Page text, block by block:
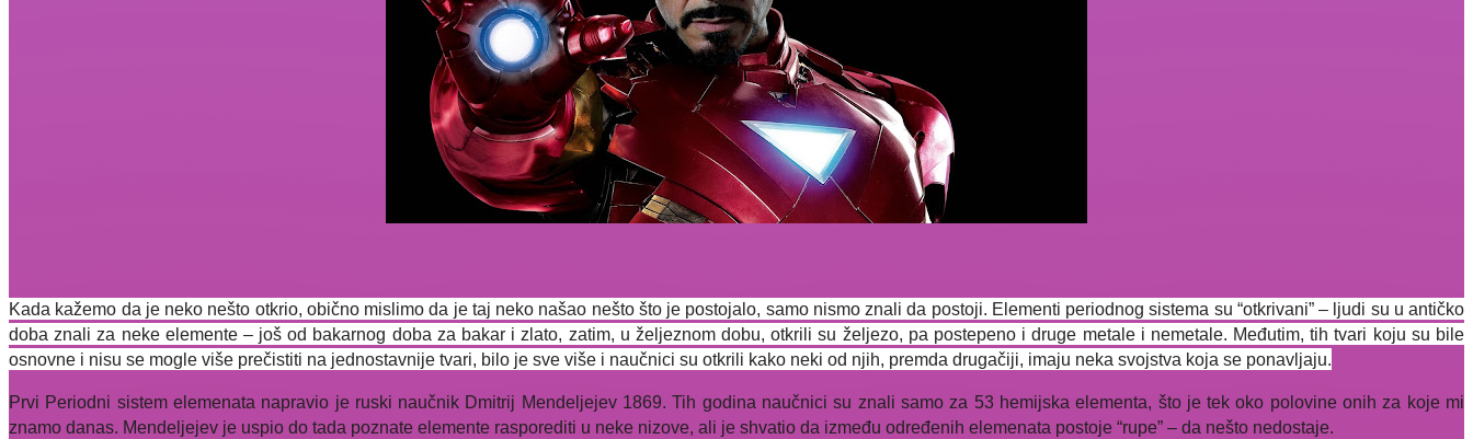
Kada kažemo da je neko nešto otkrio, obično mislimo da je taj neko našao nešto što je postojalo, samo nismo znali da postoji. Elementi periodnog sistema su “otkrivani” – ljudi su u antičko
doba znali za neke elemente – još od bakarnog doba za bakar i zlato, zatim, u željeznom dobu, otkrili su željezo, pa postepeno i druge metale i nemetale. Međutim, tih tvari koju su bile
osnovne i nisu se mogle više prečistiti na jednostavnije tvari, bilo je sve više i naučnici su otkrili kako neki od njih, premda drugačiji, imaju neka svojstva koja se ponavljaju.
Prvi Periodni sistem elemenata napravio je ruski naučnik Dmitrij Mendeljejev 1869. Tih godina naučnici su znali samo za 53 hemijska elementa, što je tek oko polovine onih za koje mi
znamo danas. Mendeljejev je uspio do tada poznate elemente rasporediti u neke nizove, ali je shvatio da između određenih elemenata postoje “rupe” – da nešto nedostaje.